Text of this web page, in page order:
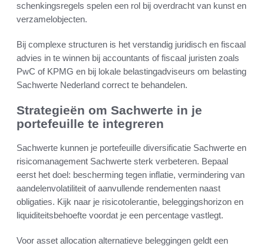
schenkingsregels spelen een rol bij overdracht van kunst en
verzamelobjecten.
Bij complexe structuren is het verstandig juridisch en fiscaal
advies in te winnen bij accountants of fiscaal juristen zoals
PwC of KPMG en bij lokale belastingadviseurs om belasting
Sachwerte Nederland correct te behandelen.
Strategieën om Sachwerte in je
portefeuille te integreren
Sachwerte kunnen je portefeuille diversificatie Sachwerte en
risicomanagement Sachwerte sterk verbeteren. Bepaal
eerst het doel: bescherming tegen inflatie, vermindering van
aandelenvolatiliteit of aanvullende rendementen naast
obligaties. Kijk naar je risicotolerantie, beleggingshorizon en
liquiditeitsbehoefte voordat je een percentage vastlegt.
Voor asset allocation alternatieve beleggingen geldt een